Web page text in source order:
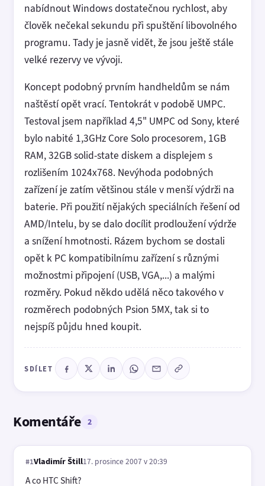
nabídnout Windows dostatečnou rychlost, aby
člověk nečekal sekundu při spuštění libovolného
programu. Tady je jasně vidět, že jsou ještě stále
velké rezervy ve vývoji.
Koncept podobný prvním handheldům se nám
naštěstí opět vrací. Tentokrát v podobě UMPC.
Testoval jsem například 4,5" UMPC od Sony, které
bylo nabité 1,3GHz Core Solo procesorem, 1GB
RAM, 32GB solid-state diskem a displejem s
rozlišením 1024x768. Nevýhoda podobných
zařízení je zatím většinou stále v menší výdrži na
baterie. Při použití nějakých speciálních řešení od
AMD/Intelu, by se dalo docílit prodloužení výdrže
a snížení hmotnosti. Rázem bychom se dostali
opět k PC kompatibilnímu zařízení s různými
možnostmi připojení (USB, VGA,...) a malými
rozměry. Pokud někdo udělá něco takového v
rozměrech podobných Psion 5MX, tak si to
nejspíš půjdu hned koupit.
SDÍLET
Komentáře 2
#1Vladimír Štill17. prosince 2007 v 20:39
A co HTC Shift?